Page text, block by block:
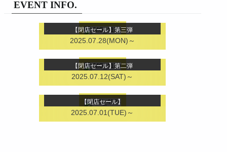
EVENT INFO.
【閉店セール】第三弾
2025.07.28(MON)～
【閉店セール】第二弾
2025.07.12(SAT)～
【閉店セール】
2025.07.01(TUE)～